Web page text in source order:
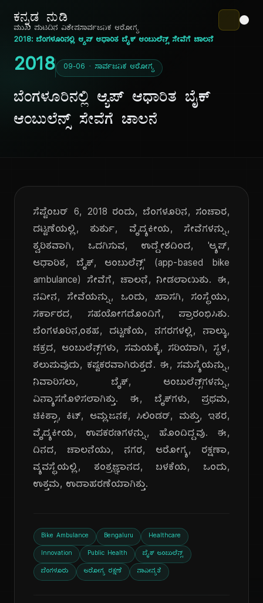
ಕನ್ನಡ ನುಡಿ
ಮುಖ ಪುಟದಿನ ವಿಶೇಷಸಾರ್ವಜನಿಕ ಆರೋಗ್ಯ
2018: ಬೆಂಗಳೂರಿನಲ್ಲಿ ಆ್ಯಪ್ ಆಧಾರಿತ ಬೈಕ್ ಆಂಬುಲೆನ್ಸ್ ಸೇವೆಗೆ ಚಾಲನೆ
2018 09-06 · ಸಾರ್ವಜನಿಕ ಆರೋಗ್ಯ
ಬೆಂಗಳೂರಿನಲ್ಲಿ ಆ್ಯಪ್ ಆಧಾರಿತ ಬೈಕ್
ಆಂಬುಲೆನ್ಸ್ ಸೇವೆಗೆ ಚಾಲನೆ
ಸೆಪ್ಟೆಂಬರ್ 6, 2018 ರಂದು, ಬೆಂಗಳೂರಿನ, ಸಂಚಾರ,
ದಟ್ಟಣೆಯಲ್ಲಿ, ತುರ್ತು, ವೈದ್ಯಕೀಯ, ಸೇವೆಗಳನ್ನು,
ತ್ವರಿತವಾಗಿ, ಒದಗಿಸುವ, ಉದ್ದೇಶದಿಂದ, 'ಆ್ಯಪ್,
ಆಧಾರಿತ, ಬೈಕ್, ಆಂಬುಲೆನ್ಸ್' (app-based bike
ambulance) ಸೇವೆಗೆ, ಚಾಲನೆ, ನೀಡಲಾಯಿತು. ಈ,
ನವೀನ, ಸೇವೆಯನ್ನು, ಒಂದು, ಖಾಸಗಿ, ಸಂಸ್ಥೆಯು,
ಸರ್ಕಾರದ, ಸಹಯೋಗದೊಂದಿಗೆ, ಪ್ರಾರಂಭಿಸಿತು.
ಬೆಂಗಳೂರಿನ,ಂತಹ, ದಟ್ಟಣೆಯ, ನಗರಗಳಲ್ಲಿ, ನಾಲ್ಕು,
ಚಕ್ರದ, ಆಂಬುಲೆನ್ಸ್‌ಗಳು, ಸಮಯಕ್ಕೆ, ಸರಿಯಾಗಿ, ಸ್ಥಳ,
ತಲುಪುವುದು, ಕಷ್ಟಕರವಾಗಿರುತ್ತದೆ. ಈ, ಸಮಸ್ಯೆಯನ್ನು,
ನಿವಾರಿಸಲು, ಬೈಕ್, ಆಂಬುಲೆನ್ಸ್‌ಗಳನ್ನು,
ವಿನ್ಯಾಸಗೊಳಿಸಲಾಗಿತ್ತು. ಈ, ಬೈಕ್‌ಗಳು, ಪ್ರಥಮ,
ಚಿಕಿತ್ಸಾ, ಕಿಟ್, ಆಮ್ಲಜನಕ, ಸಿಲಿಂಡರ್, ಮತ್ತು, ಇತರ,
ವೈದ್ಯಕೀಯ, ಉಪಕರಣಗಳನ್ನು, ಹೊಂದಿದ್ದವು. ಈ,
ದಿನದ, ಚಾಲನೆಯು, ನಗರ, ಆರೋಗ್ಯ, ರಕ್ಷಣಾ,
ವ್ಯವಸ್ಥೆಯಲ್ಲಿ, ತಂತ್ರಜ್ಞಾನದ, ಬಳಕೆಯ, ಒಂದು,
ಉತ್ತಮ, ಉದಾಹರಣೆಯಾಗಿತ್ತು.
Bike Ambulance Bengaluru Healthcare
Innovation Public Health ಬೈಕ್ ಆಂಬುಲೆನ್ಸ್
ಬೆಂಗಳೂರು ಆರೋಗ್ಯ ರಕ್ಷಣೆ ನಾವೀನ್ಯತೆ